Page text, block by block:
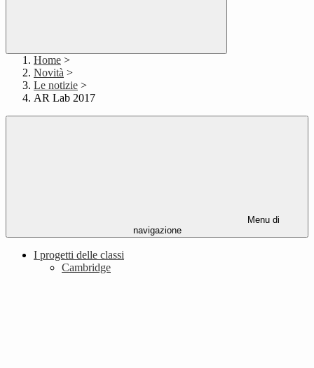
Home >
Novità >
Le notizie >
AR Lab 2017
Menu di
navigazione
I progetti delle classi
Cambridge